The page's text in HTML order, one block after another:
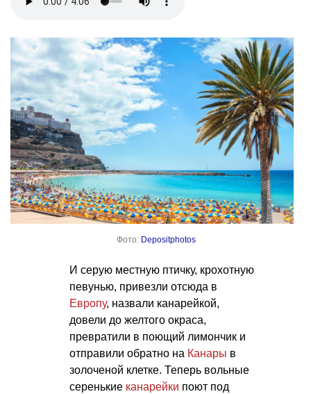
Фото: Depositphotos
И серую местную птичку, крохотную
певунью, привезли отсюда в
Европу, назвали канарейкой,
довели до желтого окраса,
превратили в поющий лимончик и
отправили обратно на Канары в
золоченой клетке. Теперь вольные
серенькие канарейки поют под